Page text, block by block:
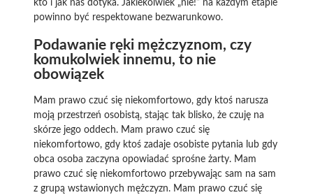
kto i jak nas dotyka. Jakiekolwiek „nie!” na każdym etapie
powinno być respektowane bezwarunkowo.
Podawanie ręki mężczyznom, czy
komukolwiek innemu, to nie
obowiązek
Mam prawo czuć się niekomfortowo, gdy ktoś narusza
moją przestrzeń osobistą, stając tak blisko, że czuję na
skórze jego oddech. Mam prawo czuć się
niekomfortowo, gdy ktoś zadaje osobiste pytania lub gdy
obca osoba zaczyna opowiadać sprośne żarty. Mam
prawo czuć się niekomfortowo przebywając sam na sam
z grupą wstawionych mężczyzn. Mam prawo czuć się